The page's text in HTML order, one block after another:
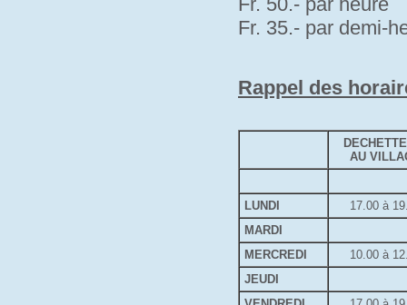
Fr. 35.- par demi-
Rappel des
AU
LUNDI
17.00 à
MARDI
MERCREDI
10.00 à
JEUDI